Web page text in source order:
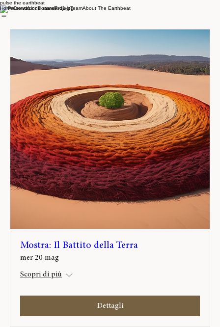
pulse the earthbeat
HomeCrowdfundDonateProjectTeamAbout The Earthbeat
Mostra: Il Battito della Terra
mer 20 mag
Scopri di più
Dettagli